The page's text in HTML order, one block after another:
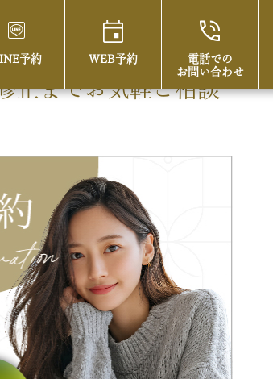
予約 WEB予約
電話での
お問い合わせ
正までお気軽ご相談